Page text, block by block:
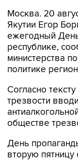
Москва. 20
Якутии Егор
ежегодный
республике,
министерства
политике
Согласно
трезвости
обществе
День
вторую пятницу